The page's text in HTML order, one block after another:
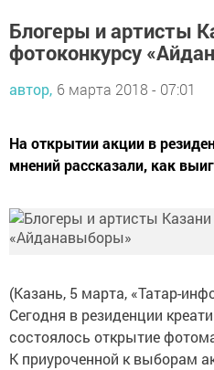
Блогеры и артисты
фотоконкурсу
автор, 6 марта 2018 - 07:01
На открытии акции в
мнений рассказали, как
(Казань, 5 марта, «Татар-
Сегодня в резиденции
состоялось открытие
К приуроченной к выборам